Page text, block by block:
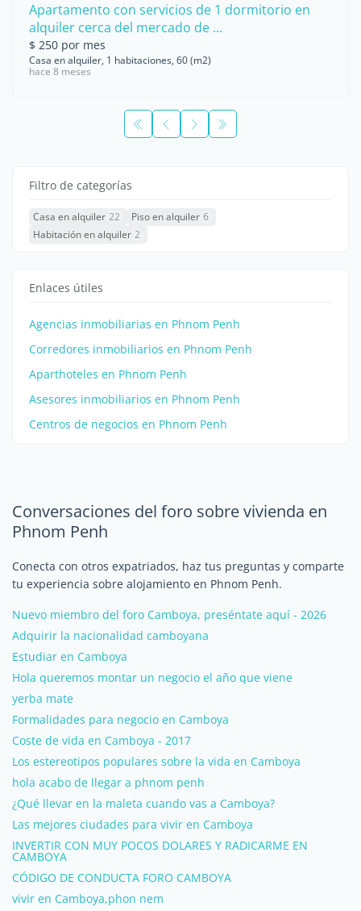
Apartamento con servicios de 1 dormitorio en
alquiler cerca del mercado de ...
$ 250 por mes
Casa en alquiler, 1 habitaciones, 60 (m2)
hace 8 meses
Filtro de categorías
Casa en alquiler 22 Piso en alquiler 6
Habitación en alquiler 2
Enlaces útiles
Agencias inmobiliarias en Phnom Penh
Corredores inmobiliarios en Phnom Penh
Aparthoteles en Phnom Penh
Asesores inmobiliarios en Phnom Penh
Centros de negocios en Phnom Penh
Conversaciones del foro sobre vivienda en
Phnom Penh
Conecta con otros expatriados, haz tus preguntas y comparte
tu experiencia sobre alojamiento en Phnom Penh.
Nuevo miembro del foro Camboya, preséntate aquí - 2026
Adquirir la nacionalidad camboyana
Estudiar en Camboya
Hola queremos montar un negocio el año que viene
yerba mate
Formalidades para negocio en Camboya
Coste de vida en Camboya - 2017
Los estereotipos populares sobre la vida en Camboya
hola acabo de llegar a phnom penh
¿Qué llevar en la maleta cuando vas a Camboya?
Las mejores ciudades para vivir en Camboya
INVERTIR CON MUY POCOS DOLARES Y RADICARME EN
CAMBOYA
CÓDIGO DE CONDUCTA FORO CAMBOYA
vivir en Camboya,phon nem